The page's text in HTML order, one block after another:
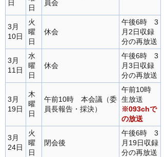
日
日
員会
3月
10日
火
曜
日
休会
午後6時 3
月2日収録
分の再放送
3月
11日
水
曜
日
休会
午後6時 3
月3日収録
分の再放送
3月
19日
木
曜
日
午前10時 本会議（委
員長報告・採決）
午前10時
生放送
※093chで
の放送
3月
24日
火
曜
日
閉会後
午後6時 3
月19日収録
分の再放送